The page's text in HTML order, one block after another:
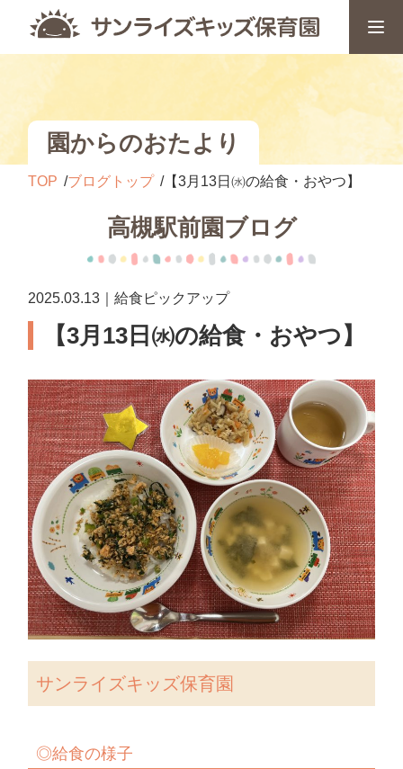
園からのおたより
TOP ブログトップ 【3月13日㈬の給食・おやつ】
高槻駅前園ブログ
2025.03.13｜給食ピックアップ
【3月13日㈬の給食・おやつ】
サンライズキッズ保育園
◎給食の様子